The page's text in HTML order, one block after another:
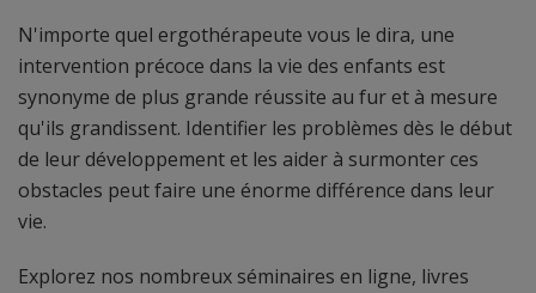
N'importe quel ergothérapeute vous le dira, une
intervention précoce dans la vie des enfants est
synonyme de plus grande réussite au fur et à mesure
qu'ils grandissent. Identifier les problèmes dès le début
de leur développement et les aider à surmonter ces
obstacles peut faire une énorme différence dans leur
vie.
Explorez nos nombreux séminaires en ligne, livres